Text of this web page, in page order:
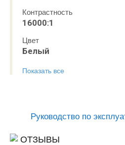
Контрастность
16000:1
Цвет
Белый
Показать все
Руководство по
ОТЗЫВЫ